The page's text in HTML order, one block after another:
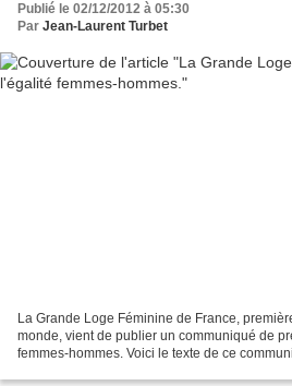
Publié le 02/12/2012 à 05:30
Par Jean-Laurent Turbet
La Grande Loge Féminine de France,
monde, vient de publier un communiqué de
femmes-hommes. Voici le texte de ce